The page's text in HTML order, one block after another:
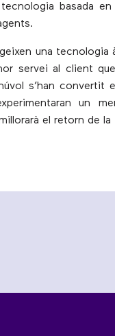
basada
una
servei al client
s’han convertit
un
el retorn de la